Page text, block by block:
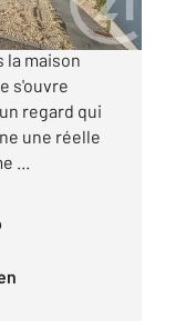
la maison
s'ouvre
regard qui
une réelle
...